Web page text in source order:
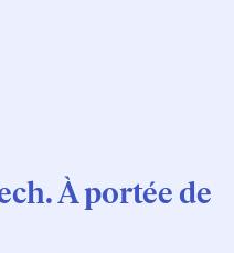
À portée de